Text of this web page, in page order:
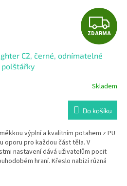
Z
D
R
M
A
ZDARMA
C2, černé, odnímatelné
polštářky
Skladem
Do košíku
výplní a kvalitním potahem z PU
oporu pro každou část těla. V
nastavení dává uživatelům pocit
hraní. Křeslo nabízí různá